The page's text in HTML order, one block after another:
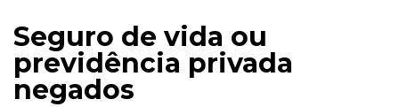
Seguro de vida ou
previdência privada
negados